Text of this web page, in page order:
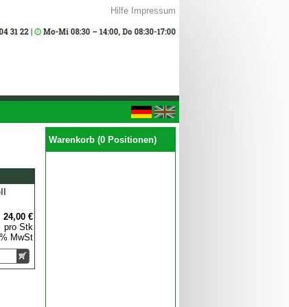
Hilfe Impressum
Warenkorb (0 Positionen)
24,00 €
pro Stk
MwSt